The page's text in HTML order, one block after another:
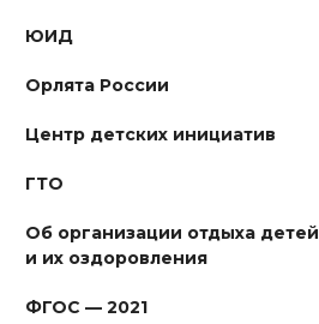
ЮИД
Орлята России
Центр детских инициатив
ГТО
Об организации отдыха детей
и их оздоровления
ФГОС — 2021